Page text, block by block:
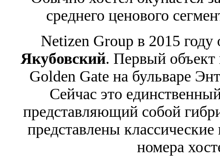
среднего ценового
Netizen Group в 2015
Якубовский. Первый объект
Golden Gate на бульваре
Сейчас это
представляющий собой
представлены
номера